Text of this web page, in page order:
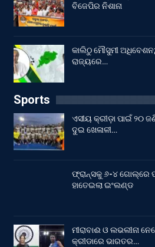
ବିଜେପିର ନିଶାନା
କାଲିଠୁ ମୌସୁମୀ
ରାଜ୍ୟରେ…
Sports
ଏସୀୟ କ୍ରୀଡ଼ା ପାଇଁ ୨୦
ଦୁଇ ଖେଳାଳୀ…
ଫ୍ରାନ୍ସକୁ ୬-୪ ଗୋଲ୍‌ରେ
ହାତେଇଲା ଇଂଲଣ୍ଡ
ମୀରାବାଈ ଓ ଲଭଲୀନା
କ୍ରୀଡାରେ ଭାରତର…